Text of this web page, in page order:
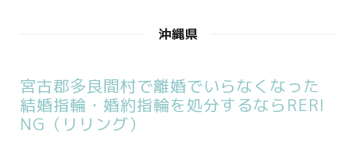
沖縄県
宮古郡多良間村で離婚でいらなくなった
結婚指輪・婚約指輪を処分するならRERI
NG（リリング）